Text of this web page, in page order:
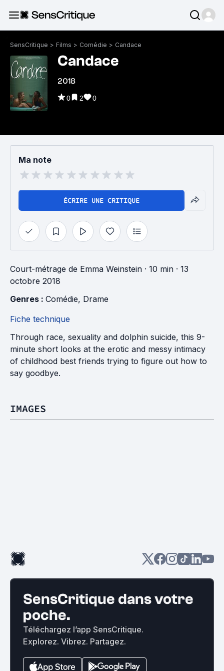
SensCritique > Films > Comédie > Candace
Candace
2018
0 2 0
Ma note
ÉCRIRE UNE CRITIQUE
Court-métrage de Emma Weinstein · 10 min · 13
octobre 2018
Genres : Comédie, Drame
Fiche technique
Through race, sexuality and dolphin suicide, this 9-
minute short looks at the erotic and messy intimacy
of childhood best friends trying to figure out how to
say goodbye.
IMAGES
SensCritique dans votre
poche.
Téléchargez l’app SensCritique.
Explorez. Vibrez. Partagez.